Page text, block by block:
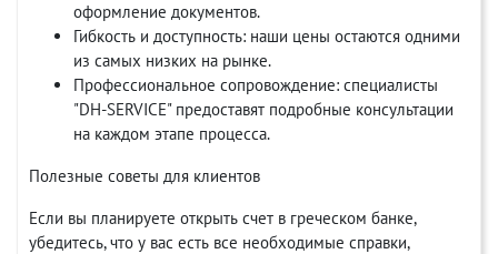
оформление документов.
Гибкость и доступность: наши цены остаются одними
из самых низких на рынке.
Профессиональное сопровождение: специалисты
"DH-SERVICE" предоставят подробные консультации
на каждом этапе процесса.
Полезные советы для клиентов
Если вы планируете открыть счет в греческом банке,
убедитесь, что у вас есть все необходимые справки,